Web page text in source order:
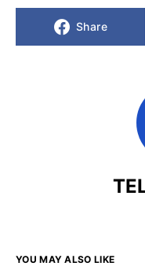
Share
YOU MAY ALSO LIKE